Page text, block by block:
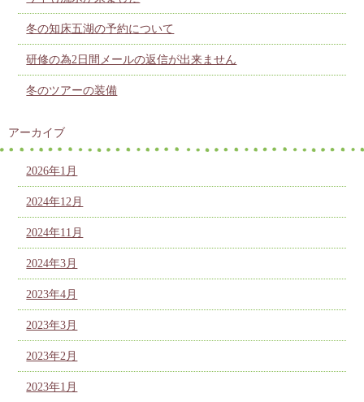
冬の知床五湖の予約について
研修の為2日間メールの返信が出来ません
冬のツアーの装備
アーカイブ
2026年1月
2024年12月
2024年11月
2024年3月
2023年4月
2023年3月
2023年2月
2023年1月